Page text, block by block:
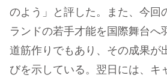
のよう」と評した。また、今回
ランドの若手才能を国際舞台へ
道筋作りでもあり、その成果が
びを示している。翌日には、キ